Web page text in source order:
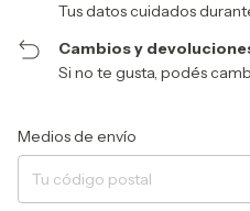
Tus datos cuidados
Cambios y
Si no te gusta, podés
Entregas para el CP:
Medios de envío